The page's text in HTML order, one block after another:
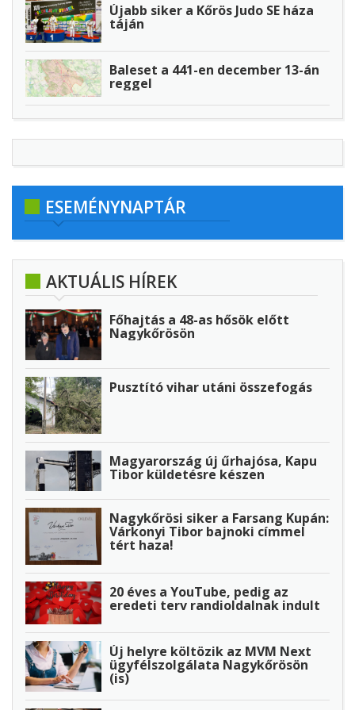
Újabb siker a Kőrös Judo SE háza
táján
Baleset a 441-en december 13-án
reggel
ESEMÉNYNAPTÁR
AKTUÁLIS HÍREK
Főhajtás a 48-as hősök előtt
Nagykőrösön
Pusztító vihar utáni összefogás
Magyarország új űrhajósa, Kapu
Tibor küldetésre készen
Nagykőrösi siker a Farsang Kupán:
Várkonyi Tibor bajnoki címmel
tért haza!
20 éves a YouTube, pedig az
eredeti terv randioldalnak indult
Új helyre költözik az MVM Next
ügyfélszolgálata Nagykőrösön
(is)